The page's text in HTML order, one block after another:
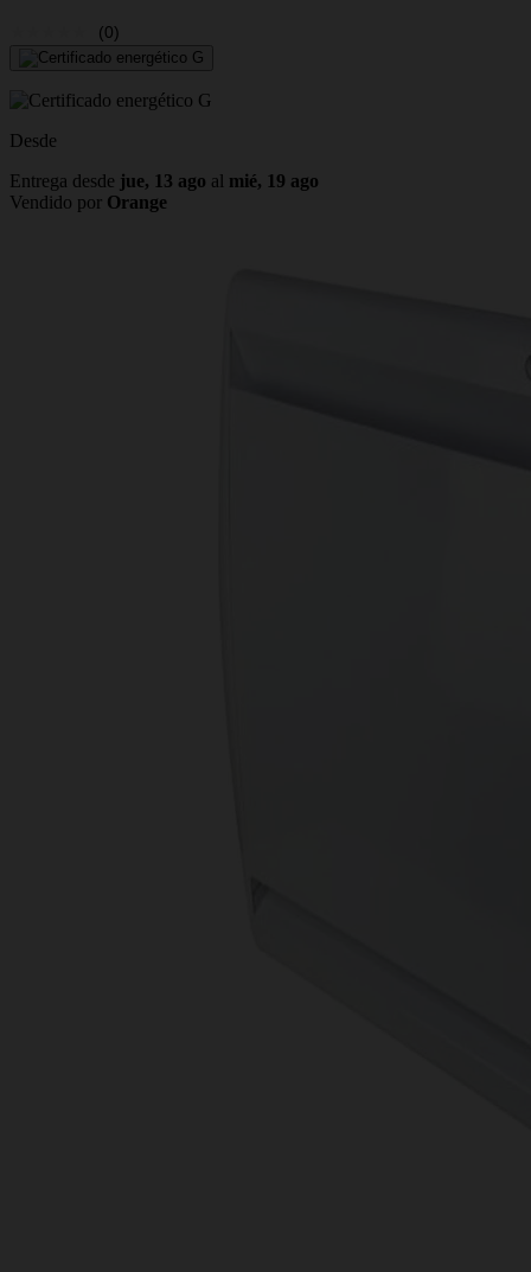
(0)
Desde
Entrega desde jue, 13 ago al mié, 19 ago
Vendido por Orange